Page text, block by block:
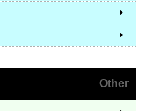
Other